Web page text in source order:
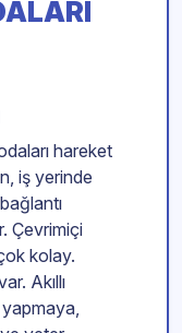
hareket
iş yerinde
Çevrimiçi
kolay.
Akıllı